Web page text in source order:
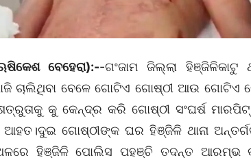
ବେହେରା):--ଗଂଜାମ ଜିଲ୍ଲା ହିଞ୍ଜିଳିକାଟୁ
ଚାଲିଥିବା ବେଳେ ଗୋଟିଏ ଗୋଷ୍ଠୀ ଆଉ
ଶତ୍ରୁତାକୁ କୁ କେନ୍ଦ୍ର କରି ଗୋଷ୍ଠୀ ସଂଘର୍ଷ
ଗୋଷ୍ଠୀଙ୍କ ଘର ହିଞ୍ଜିଳି ଥାନା
ହିଞ୍ଜିଳି ପୋଲିସ ପହଞ୍ଚି ତଦନ୍ତ ଆରମ୍ଭ